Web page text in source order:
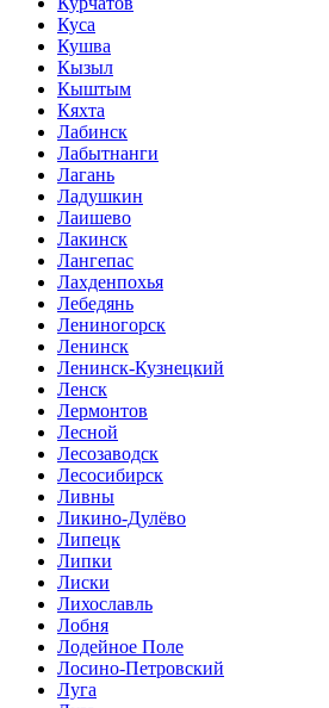
Куса
Кушва
Кызыл
Кыштым
Кяхта
Лабинск
Лабытнанги
Лагань
Ладушкин
Лаишево
Лакинск
Лангепас
Лахденпохья
Лебедянь
Лениногорск
Ленинск
Ленинск-Кузнецкий
Ленск
Лермонтов
Лесной
Лесозаводск
Лесосибирск
Ливны
Ликино-Дулёво
Липецк
Липки
Лиски
Лихославль
Лобня
Лодейное Поле
Лосино-Петровский
Луга